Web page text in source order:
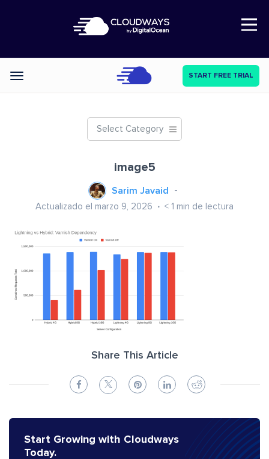
Open Nav
Categories START FREE TRIAL
Select Category
image5
Sarim Javaid
Actualizado el marzo 9, 2026 < 1 min de lectura
Share This Article
Start Growing with Cloudways
Today.